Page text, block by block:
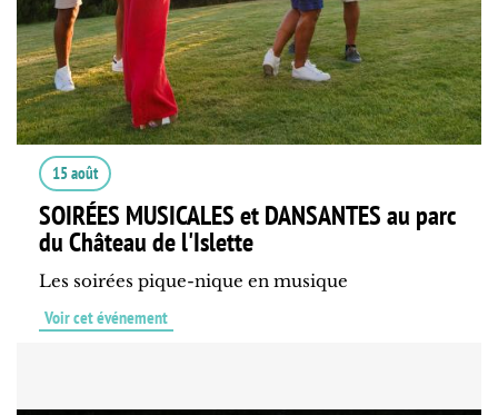
15 août
SOIRÉES MUSICALES et DANSANTES au parc
du Château de l'Islette
Les soirées pique-nique en musique
Voir cet événement